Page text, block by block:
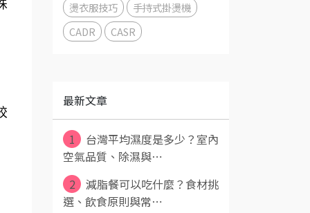
燙衣服技巧
手持式掛燙機
CADR
CASR
最新文章
1
台灣平均濕度是多少？室內
空氣品質、除濕與⋯
2
減脂餐可以吃什麼？食材挑
選、飲食原則與常⋯